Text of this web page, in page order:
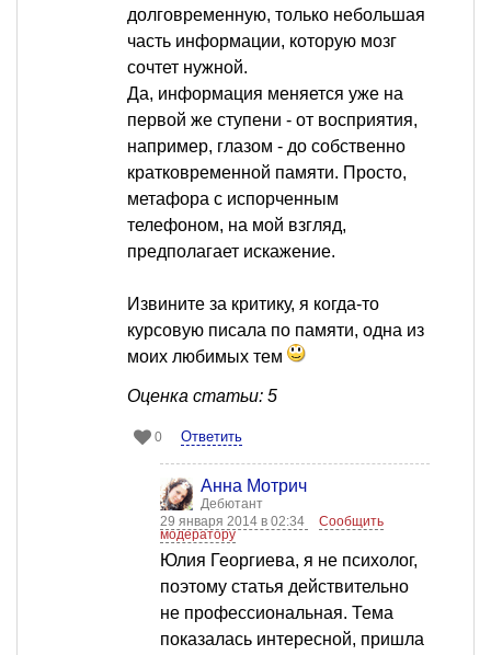
долговременную, только небольшая
часть информации, которую мозг
сочтет нужной.
Да, информация меняется уже на
первой же ступени - от восприятия,
например, глазом - до собственно
кратковременной памяти. Просто,
метафора с испорченным
телефоном, на мой взгляд,
предполагает искажение.
Извините за критику, я когда-то
курсовую писала по памяти, одна из
моих любимых тем
Оценка статьи: 5
0 Ответить
Анна Мотрич
Дебютант
29 января 2014 в 02:34
Сообщить
модератору
Юлия Георгиева, я не психолог,
поэтому статья действительно
не профессиональная. Тема
показалась интересной, пришла